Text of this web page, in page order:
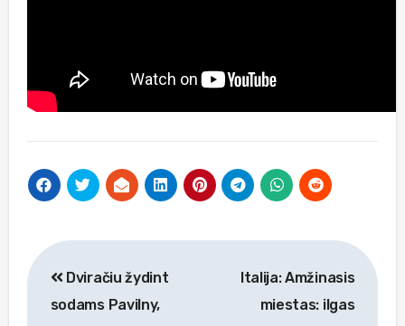
Navigacija
tarp
Dviračiu žydint
sodams Pavilny,
Italija: Amžinasis
miestas: ilgas